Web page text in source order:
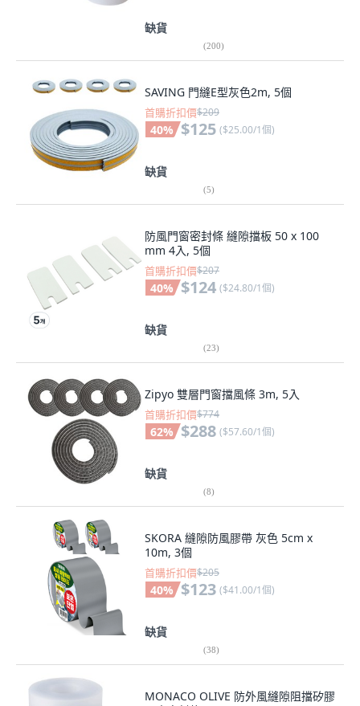
缺貨
(200)
SAVING 門縫E型灰色2m, 5個
首購折扣價$209
40% $125 ($25.00/1個)
缺貨
(5)
防風門窗密封條 縫隙擋板 50 x 100
mm 4入, 5個
首購折扣價$207
40% $124 ($24.80/1個)
缺貨
(23)
Zipyo 雙層門窗擋風條 3m, 5入
首購折扣價$774
62% $288 ($57.60/1個)
缺貨
(8)
SKORA 縫隙防風膠帶 灰色 5cm x
10m, 3個
首購折扣價$205
40% $123 ($41.00/1個)
缺貨
(38)
MONACO OLIVE 防外風縫隙阻擋矽膠